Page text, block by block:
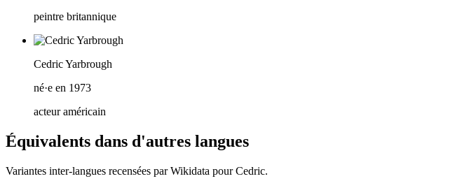
peintre britannique
Cedric Yarbrough
né·e en 1973
acteur américain
Équivalents dans d'autres langues
Variantes inter-langues recensées par Wikidata pourCedric.